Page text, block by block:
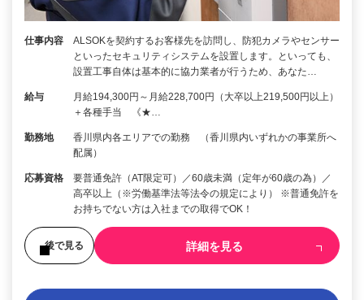
仕事内容
ALSOKを契約するお客様先を訪問し、防犯カメラやセンサー
といったセキュリティシステムを設置します。といっても、
設置工事自体は基本的に協力業者が行うため、あなた…
給与
月給194,300円～月給228,700円（大卒以上219,500円以上）
＋各種手当 《★…
勤務地
香川県内各エリアでの勤務 （香川県内いずれかの事業所へ
配属）
応募資格
要普通免許（AT限定可）／60歳未満（定年が60歳の為）／
高卒以上（※労働基準法等法令の規定により） ※普通免許を
お持ちでない方は入社までの取得でOK！
後で見る 詳細を見る